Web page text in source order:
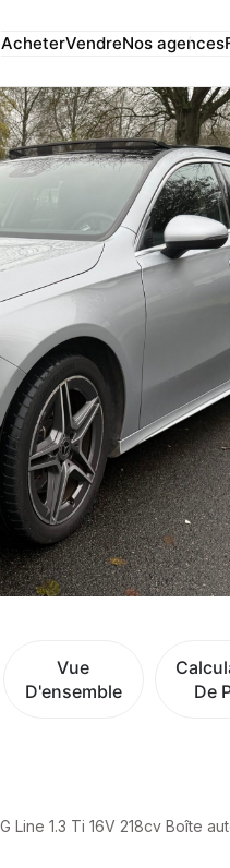
AcheterVendreNos agences
Vue
D'ensemble
De
1.3 Ti 16V 218cv Boîte